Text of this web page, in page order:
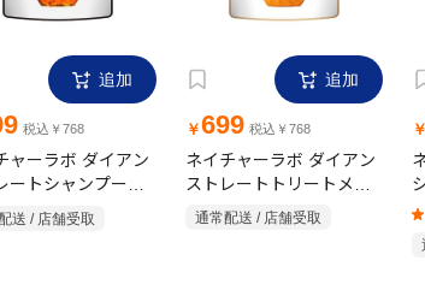
追加
税込￥768
ャーラボ ダイアン
ートシャンプー詰
送 / 店舗受取
追加
￥699 税込￥768
ネイチャーラボ ダイアン
ストレートトリートメン
通常配送 / 店舗受取
￥